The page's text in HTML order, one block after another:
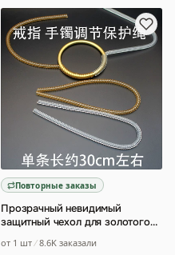
Повторные заказы
Прозрачный невидимый
защитный чехол для золотого
от 1 шт 8.6K заказали